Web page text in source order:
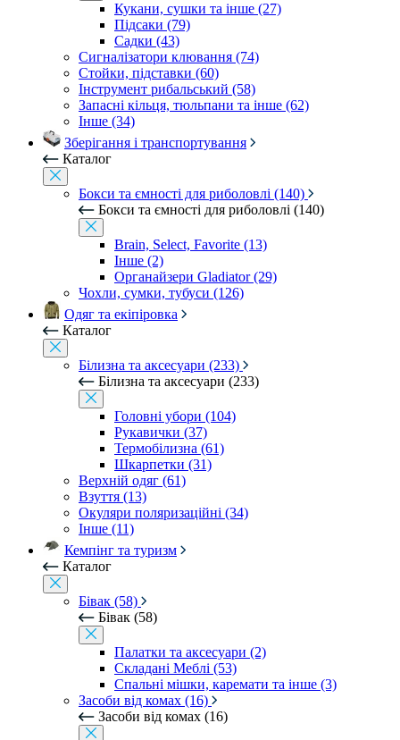
Кукани, сушки та інше (27)
Підсаки (79)
Садки (43)
Сигналізатори клювання (74)
Стойки, підставки (60)
Інструмент рибальський (58)
Запасні кільця, тюльпани та інше (62)
Інше (34)
Зберігання і транспортування
Каталог
Бокси та ємності для риболовлі (140)
Бокси та ємності для риболовлі (140)
Brain, Select, Favorite (13)
Інше (2)
Органайзери Gladiator (29)
Чохли, сумки, тубуси (126)
Одяг та екіпіровка
Каталог
Білизна та аксесуари (233)
Білизна та аксесуари (233)
Головні убори (104)
Рукавички (37)
Термобілизна (61)
Шкарпетки (31)
Верхній одяг (61)
Взуття (13)
Окуляри поляризаційні (34)
Інше (11)
Кемпінг та туризм
Каталог
Бівак (58)
Бівак (58)
Палатки та аксесуари (2)
Складані Меблі (53)
Спальні мішки, каремати та інше (3)
Засоби від комах (16)
Засоби від комах (16)